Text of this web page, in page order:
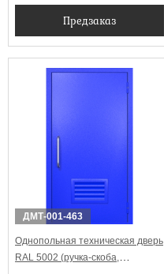
Предзаказ
ДМТ-001-463
Однопольная техническая дверь
RAL 5002 (ручка-скоба,